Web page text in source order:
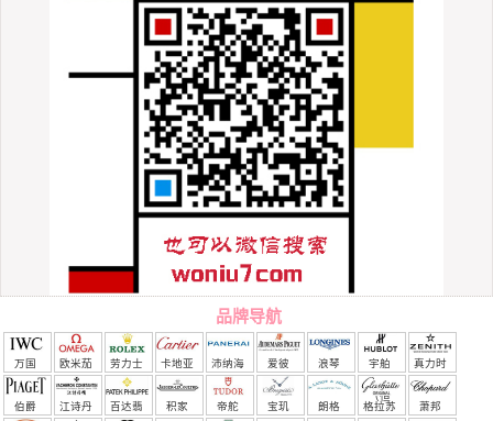
品牌导航
万国 欧米茄 劳力士 卡地亚 沛纳海 爱彼 浪琴 宇舶
（恒
真力时
伯爵 江诗丹 百达翡 积家 帝舵 宝玑 朗格 格拉苏 萧邦